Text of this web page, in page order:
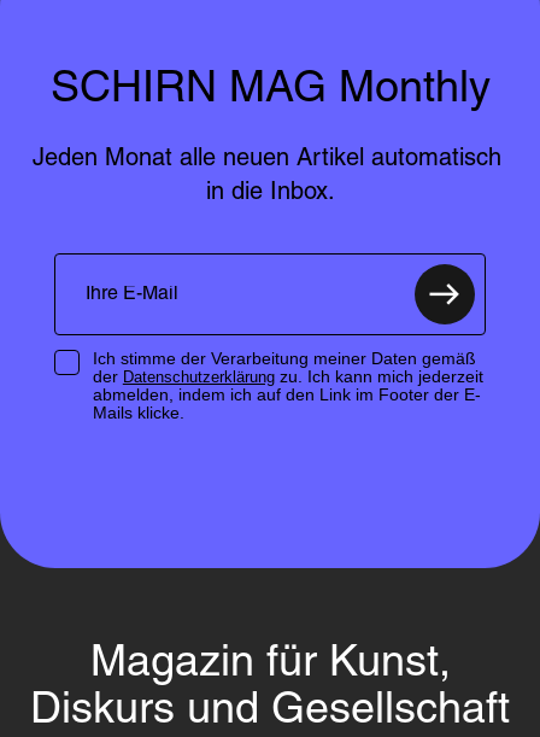
SCHIRN MAG Monthly
Jeden Monat alle neuen Artikel automatisch
in die Inbox.
Ich stimme der Verarbeitung meiner Daten gemäß
der Datenschutzerklärungzu. Ich kann mich jederzeit
abmelden, indem ich auf den Link im Footer der E-
Mails klicke.
Magazin für Kunst,
Diskurs und Gesellschaft